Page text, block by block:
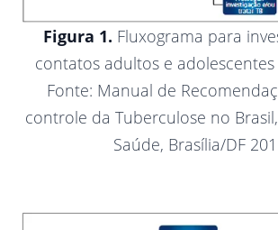
Figura 1. Fluxograma para
contatos adultos e adolescentes
Fonte: Manual de
controle da Tuberculose no
Saúde, Brasília/DF